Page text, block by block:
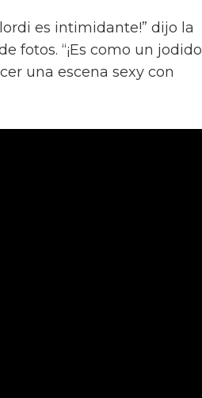
es intimidante!” dijo la
fotos. “¡Es como un jodido
una escena sexy con